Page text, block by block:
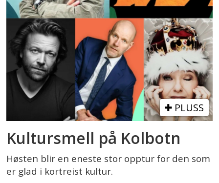
PLUSS
Kultursmell på Kolbotn
Høsten blir en eneste stor opptur for den som
er glad i kortreist kultur.